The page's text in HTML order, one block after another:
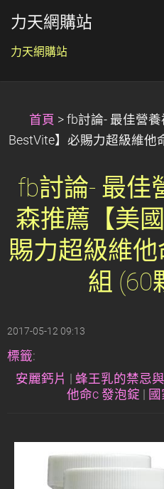
力天網購站
力天網購站
首頁 > fb討論- 最佳營
BestVite】必賜力超級維他
fb討論- 最佳
森推薦【美
賜力超級維
組 (60
2017-05-12 09:13
標籤:
安麗鈣片
蜂王乳的禁忌
他命c 發泡錠